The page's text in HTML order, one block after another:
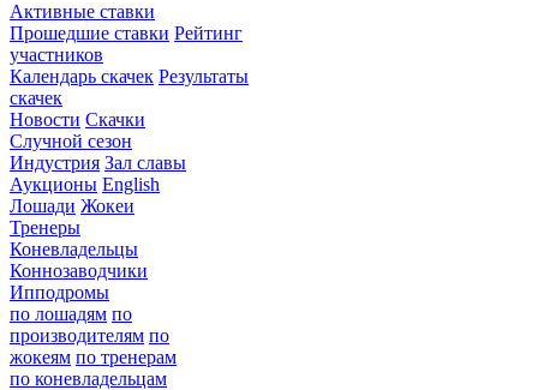
Активные ставки
Прошедшие ставки Рейтинг
участников
Календарь скачек Результаты
скачек
Новости Скачки
Случной сезон
Индустрия Зал славы
Аукционы English
Лошади Жокеи
Тренеры
Коневладельцы
Коннозаводчики
Ипподромы
по лошадям по
производителям по
жокеям по тренерам
по коневладельцам